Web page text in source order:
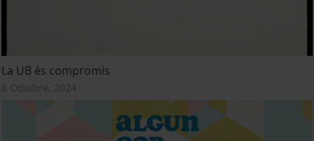
La UB és compromís
8 Octubre, 2024